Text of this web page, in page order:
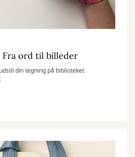
ord til billeder
din tegning på biblioteket.